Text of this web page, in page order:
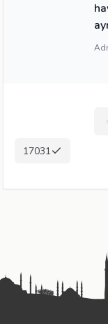
17031